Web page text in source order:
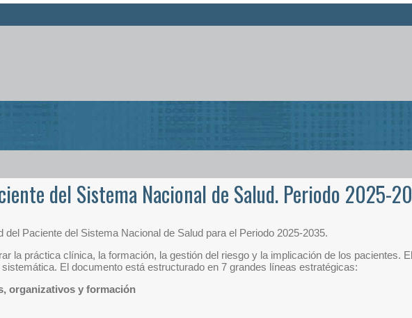
del Sistema Nacional de Salud. Periodo 2025-
Paciente del Sistema Nacional de Salud para el Periodo 2025-2035.
la práctica clínica, la formación, la gestión del riesgo y la implicación de los pacientes.
El documento está estructurado en 7 grandes líneas estratégicas:
organizativos y formación